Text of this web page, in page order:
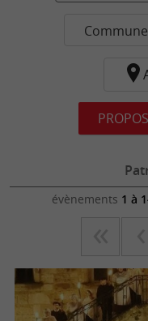
évènements 1 à